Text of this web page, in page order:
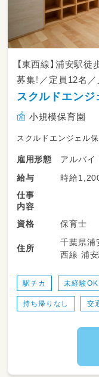
【東西線】浦安駅
募集！／定員12名
スクルドエンジ
小規模保育園
スクルドエンジェル
雇用形態
アルバイ
給与
時給
仕事
内容
資格
保育士
住所
千葉県浦安
西線 浦
駅チカ 未経験OK
持ち帰りなし 交